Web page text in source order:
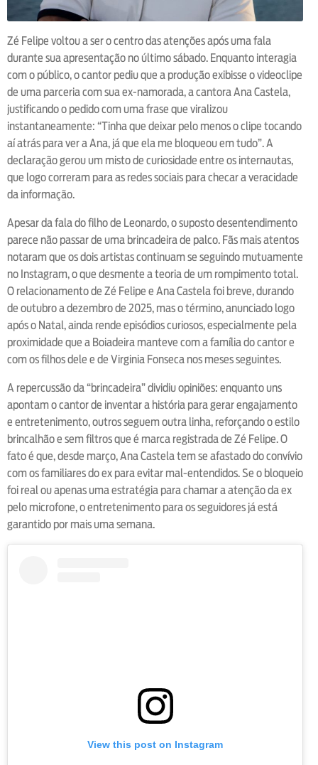
Zé Felipe voltou a ser o centro das atenções após uma fala
durante sua apresentação no último sábado. Enquanto interagia
com o público, o cantor pediu que a produção exibisse o videoclipe
de uma parceria com sua ex-namorada, a cantora Ana Castela,
justificando o pedido com uma frase que viralizou
instantaneamente: “Tinha que deixar pelo menos o clipe tocando
aí atrás para ver a Ana, já que ela me bloqueou em tudo”. A
declaração gerou um misto de curiosidade entre os internautas,
que logo correram para as redes sociais para checar a veracidade
da informação.
Apesar da fala do filho de Leonardo, o suposto desentendimento
parece não passar de uma brincadeira de palco. Fãs mais atentos
notaram que os dois artistas continuam se seguindo mutuamente
no Instagram, o que desmente a teoria de um rompimento total.
O relacionamento de Zé Felipe e Ana Castela foi breve, durando
de outubro a dezembro de 2025, mas o término, anunciado logo
após o Natal, ainda rende episódios curiosos, especialmente pela
proximidade que a Boiadeira manteve com a família do cantor e
com os filhos dele e de Virginia Fonseca nos meses seguintes.
A repercussão da “brincadeira” dividiu opiniões: enquanto uns
apontam o cantor de inventar a história para gerar engajamento
e entretenimento, outros seguem outra linha, reforçando o estilo
brincalhão e sem filtros que é marca registrada de Zé Felipe. O
fato é que, desde março, Ana Castela tem se afastado do convívio
com os familiares do ex para evitar mal-entendidos. Se o bloqueio
foi real ou apenas uma estratégia para chamar a atenção da ex
pelo microfone, o entretenimento para os seguidores já está
garantido por mais uma semana.
View this post on Instagram